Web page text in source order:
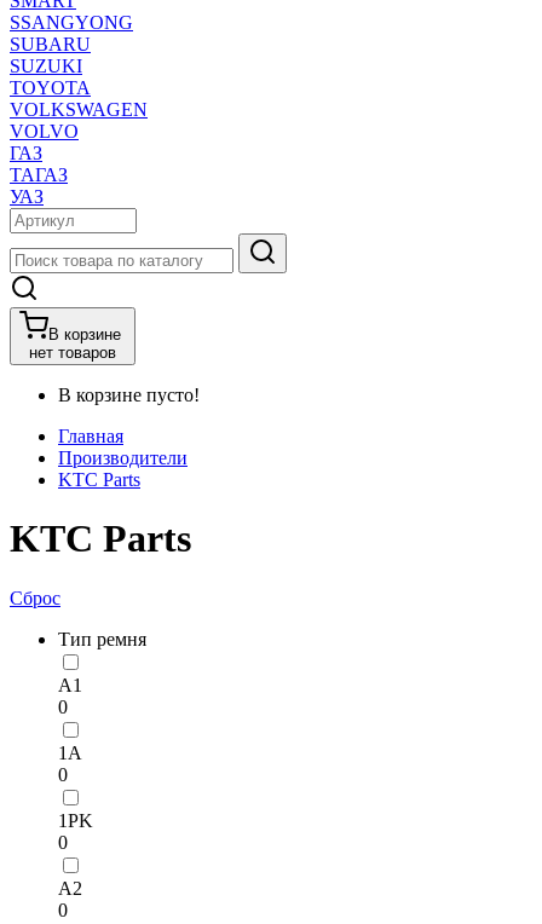
SSANGYONG
SUBARU
SUZUKI
TOYOTA
VOLKSWAGEN
VOLVO
ГАЗ
ТАГАЗ
УАЗ
В корзине
нет товаров
В корзине пусто!
Главная
Производители
KTC Parts
KTC Parts
Сброс
Тип ремня
A1
0
1A
0
1PK
0
A2
0